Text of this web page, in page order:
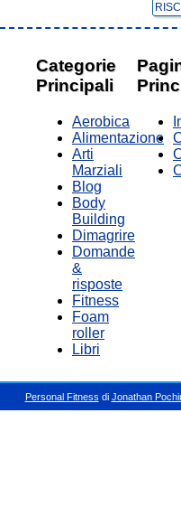
Categorie
Principali
Aerobica
Alimentazione
Arti
Marziali
Blog
Body
Building
Dimagrire
Domande
&
risposte
Fitness
Foam
roller
Libri
Personal Fitness di Jonathan